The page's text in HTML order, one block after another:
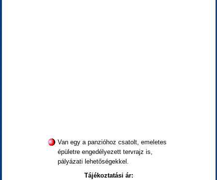
Van egy a panzióhoz csatolt, emeletes
épületre engedélyezett tervrajz is,
pályázati lehetőségekkel.
Tájékoztatási ár: